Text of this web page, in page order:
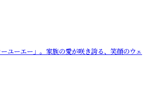
ユーエー」。家族の愛が咲き誇る、笑顔のウェ